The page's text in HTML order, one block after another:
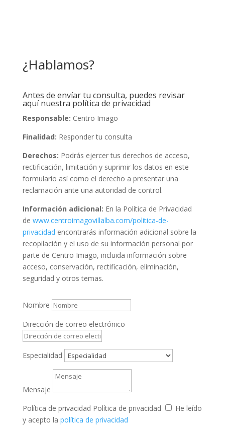
¿Hablamos?
Antes de envíar tu consulta, puedes revisar
aquí nuestra política de privacidad
Responsable: Centro Imago
Finalidad: Responder tu consulta
Derechos: Podrás ejercer tus derechos de acceso,
rectificación, limitación y suprimir los datos en este
formulario así como el derecho a presentar una
reclamación ante una autoridad de control.
Información adicional: En la Política de Privacidad
de www.centroimagovillalba.com/politica-de-
privacidad encontrarás información adicional sobre la
recopilación y el uso de su información personal por
parte de Centro Imago, incluida información sobre
acceso, conservación, rectificación, eliminación,
seguridad y otros temas.
Nombre
Dirección de correo electrónico
Especialidad
Mensaje
Política de privacidad Política de privacidad
He leído
y acepto la política de privacidad